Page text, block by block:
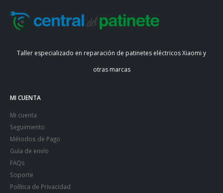
Taller especializado en reparación de patinetes eléctricos Xiaomi y
otras marcas
MI CUENTA
Mi cuenta
Seguimiento
Métodos de Pago
Guía de envío
FAQs
Soporte
Política de Privacidad